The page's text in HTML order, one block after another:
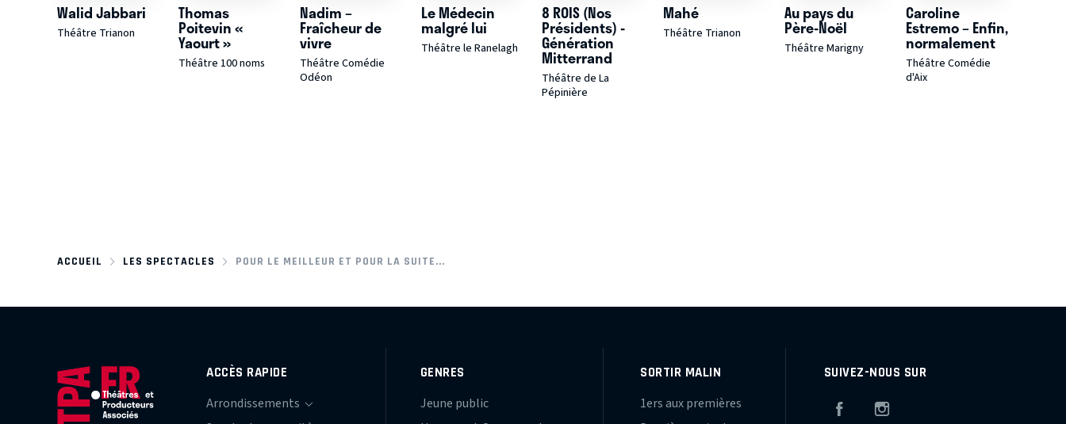
Walid Jabbari
Théâtre Trianon
Thomas
Poitevin «
Yaourt »
Théâtre 100 noms
Nadim –
Fraîcheur de
vivre
Théâtre Comédie
Odéon
Le Médecin
malgré lui
Théâtre le Ranelagh
8 ROIS (Nos
Présidents) -
Génération
Mitterrand
Théâtre de La
Pépinière
Mahé
Théâtre Trianon
Au pays du
Père-Noël
Théâtre Marigny
Caroline
Estremo – Enfin,
normalement
Théâtre Comédie
d'Aix
ACCUEIL LES SPECTACLES POUR LE MEILLEUR ET POUR LA SUITE...
ACCÈS RAPIDE GENRES
Jeune public
SORTIR MALIN
1ers aux premières
SUIVEZ-NOUS SUR
Facebook